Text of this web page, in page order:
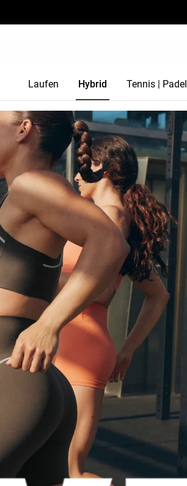
Laufen Hybrid Tennis | Padel